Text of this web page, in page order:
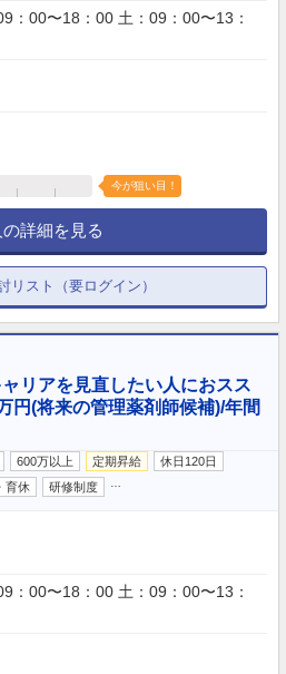
：00〜18：00 土：09：00〜13：
今が狙い目！
詳細を見る
リスト（要ログイン）
リアを見直したい人におスス
円(将来の管理薬剤師候補)/年間
600万以上 定期昇給
休日120日
育休 研修制度
：00〜18：00 土：09：00〜13：